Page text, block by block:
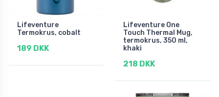
Lifeventure
Termokrus, cobalt
189 DKK
Lifeventure One
Touch Thermal Mug,
termokrus, 350 ml,
khaki
218 DKK